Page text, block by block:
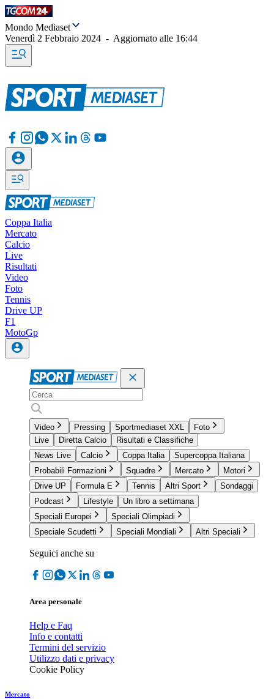
Mondo Mediaset
Venerdì 2 Febbraio 2024 - Aggiornato alle 16:44
Coppa Italia
Mercato
Calcio
Live
Risultati
Video
Foto
Tennis
Drive UP
F1
MotoGp
Video Pressing Sportmediaset XXL
Foto
Live
Diretta Calcio
Risultati e Classifiche
News Live
Calcio Coppa Italia
Supercoppa Italiana
Probabili Formazioni
Squadre Mercato
Motori
Drive UP
Formula E Tennis Altri Sport
Sondaggi
Podcast
Lifestyle
Un libro a settimana
Speciali Europei
Speciali Olimpiadi
Speciale Scudetti
Speciali Mondiali Altri Speciali
Seguici anche su
Area personale
Help e Faq
Info e contatti
Termini del servizio
Utilizzo dati e privacy
Cookie Policy
Mercato